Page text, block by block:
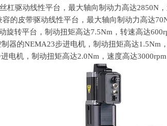
杠驱动线性平台，最大轴向制动力高达2850N
的皮带驱动线性平台，最大轴向制动力高达
旋转平台，制动扭矩高达7.5Nm ，转速高达
器的NEMA23步进电机，制动扭矩高达1.5Nm
进电机，制动扭矩高达2.0Nm ，速度高达3000rpm